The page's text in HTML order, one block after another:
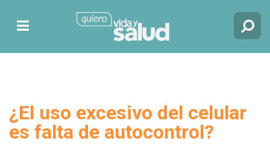
¿El uso excesivo del celular
es falta de autocontrol?